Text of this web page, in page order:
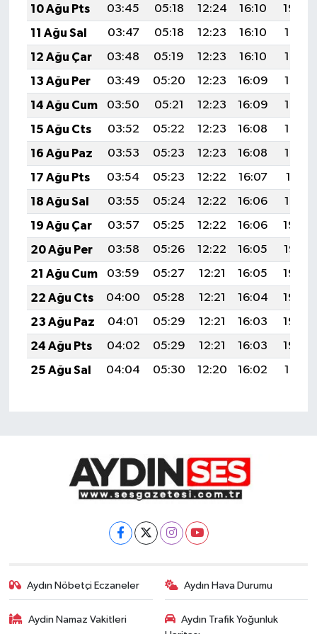
10 Ağu Pts
03:45 05:18 12:24 16:10
19:20
11 Ağu Sal
03:47 05:18 12:23 16:10
19:19
12 Ağu Çar
03:48 05:19 12:23 16:10
19:17
13 Ağu Per
03:49 05:20 12:23 16:09
19:16
14 Ağu Cum
03:50 05:21 12:23 16:09
19:15
15 Ağu Cts
03:52 05:22 12:23 16:08
19:14
16 Ağu Paz
03:53 05:23 12:23 16:08
19:12
17 Ağu Pts
03:54 05:23 12:22 16:07
19:11
18 Ağu Sal
03:55 05:24 12:22 16:06
19:10
19 Ağu Çar
03:57 05:25 12:22 16:06
19:09
20 Ağu Per
03:58 05:26 12:22 16:05
19:07
21 Ağu Cum
03:59 05:27 12:21 16:05
19:06
22 Ağu Cts
04:00 05:28 12:21 16:04
19:05
23 Ağu Paz
04:01 05:29 12:21 16:03
19:03
24 Ağu Pts
04:02 05:29 12:21 16:03
19:02
25 Ağu Sal
04:04 05:30 12:20 16:02 19:01
Aydın Nöbetçi Eczaneler Aydın Hava Durumu
Aydin Namaz Vakitleri
Aydın Trafik Yoğunluk